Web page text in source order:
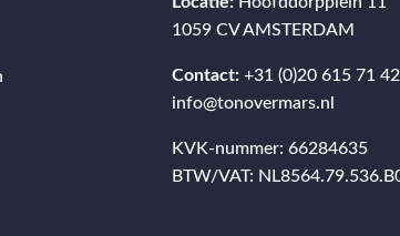
1059 CV AMSTERDAM
Contact: +31 (0)20 615 71 42
info@tonovermars.nl
KVK-nummer: 66284635
BTW/VAT: